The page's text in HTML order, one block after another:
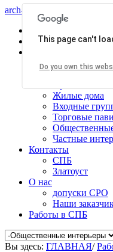
arch-centr
Услуги
Общественные
Жилые дома
Входные
Торговые
Частные
Контакты
СПБ
Златоуст
О нас
допуски СРО
Наши
Работы в СПБ
Вы здесь: ГЛАВНАЯ/
This page can't
Do you own this